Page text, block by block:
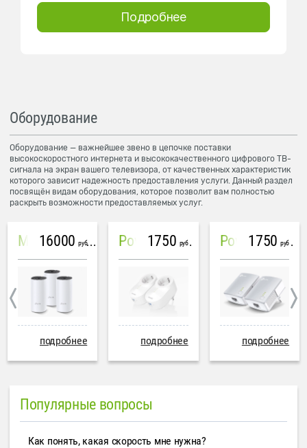
Подробнее
Оборудование
Оборудование — важнейшее звено в цепочке поставки
высокоскоростного интернета и высококачественного цифрового ТВ-
сигнала на экран вашего телевизора, от качественных характеристик
которого зависит надежность предоставления услуги. Данный раздел
посвящён видам оборудования, которое позволит вам полностью
раскрыть возможности предоставляемых услуг.
Mesh система TP-Link Deco M4 (3 устройства)
16000 руб
подробнее
PowerLine Tenda PH6
1750 руб
подробнее
PowerLine TP-Link AV600
1750 руб
подробнее
Популярные вопросы
Как понять, какая скорость мне нужна?